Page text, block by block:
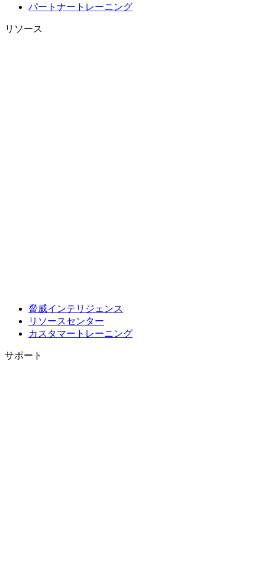
パートナートレーニング
リソース
脅威インテリジェンス
リソースセンター
カスタマートレーニング
サポート